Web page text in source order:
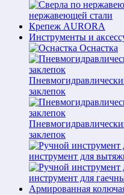
нержавеющей стали
Крепеж AURORA
Инструменты и
Оснастка
заклепок
заклепок
инструмент для
инструмент для
Армированная